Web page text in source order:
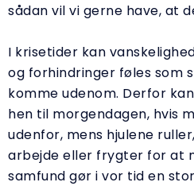
sådan vil vi gerne have, at
I krisetider kan
og forhindringer føles som
komme udenom. Derfor
hen til morgendagen, hvis
udenfor, mens hjulene
arbejde eller frygter for at
samfund gør i vor tid en